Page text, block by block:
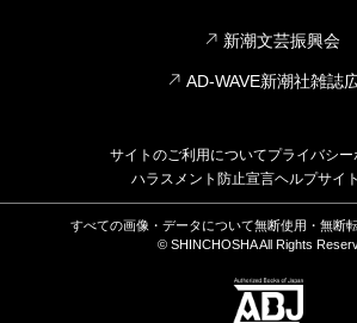
新潮文芸振興会
AD-WAVE新潮社雑誌
サイトのご利用についてプライバシー
ハラスメント防止宣言ヘルプサイ
すべての画像・データについて無断使用・無断
© SHINCHOSHA All Rights